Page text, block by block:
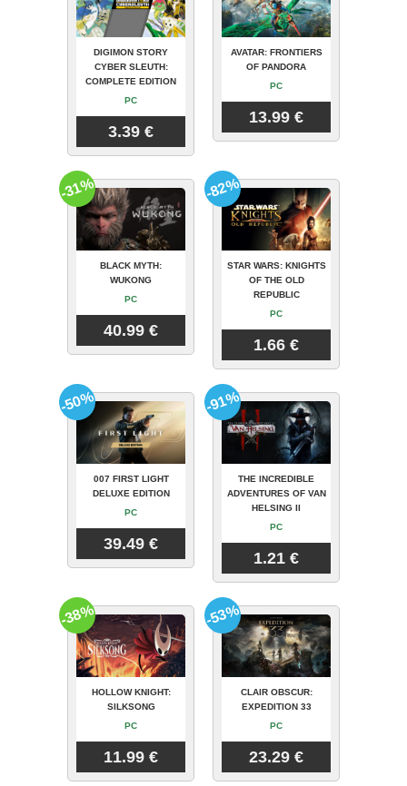
DIGIMON STORY
CYBER SLEUTH:
COMPLETE EDITION
PC
3.39 €
AVATAR: FRONTIERS
OF PANDORA
PC
13.99 €
BLACK MYTH:
WUKONG
PC
40.99 €
-31%
STAR WARS: KNIGHTS
OF THE OLD
REPUBLIC
PC
1.66 €
-82%
007 FIRST LIGHT
DELUXE EDITION
PC
39.49 €
-50%
THE INCREDIBLE
ADVENTURES OF VAN
HELSING II
PC
1.21 €
-91%
HOLLOW KNIGHT:
SILKSONG
PC
11.99 €
-38%
CLAIR OBSCUR:
EXPEDITION 33
PC
23.29 €
-53%